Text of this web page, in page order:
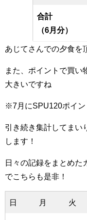
合計
（6月分）
あじてさんでの夕食を
また、ポイントで買い
大きいですね
※7月にSPU120ポイン
引き続き集計してまい
します！
日々の記録をまとめた
でこちらも是非！
日 月 火